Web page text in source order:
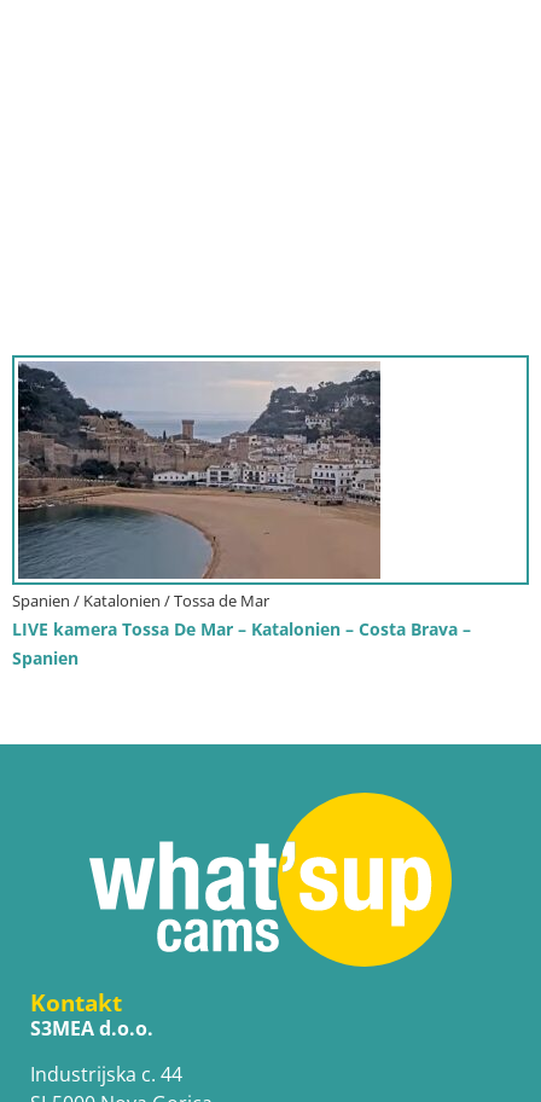
Spanien / Katalonien / Tossa de Mar
LIVE kamera Tossa De Mar – Katalonien – Costa Brava –
Spanien
Kontakt
S3MEA d.o.o.
Industrijska c. 44